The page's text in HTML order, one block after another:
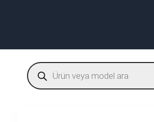
Products
search